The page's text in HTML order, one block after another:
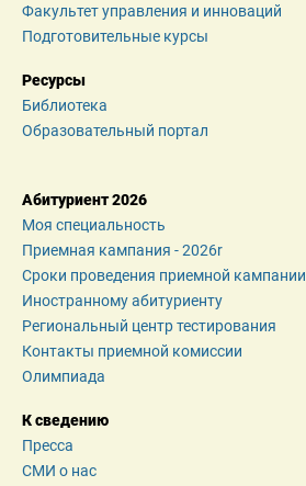
Факультет управления и инноваций
Подготовительные курсы
Ресурсы
Библиотека
Образовательный портал
Абитуриент 2026
Моя специальность
Приемная кампания - 2026r
Сроки проведения приемной кампании
Иностранному абитуриенту
Региональный центр тестирования
Контакты приемной комиссии
Олимпиада
К сведению
Пресса
СМИ о нас